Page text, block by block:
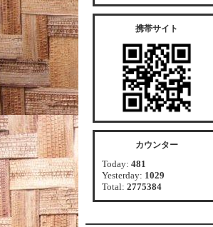
携帯サイト
カウンター
Today: 481
Yesterday: 1029
Total: 2775384